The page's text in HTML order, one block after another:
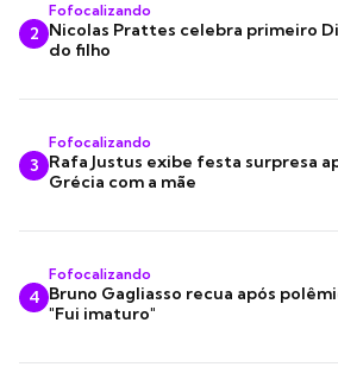
2
Fofocalizando
Nicolas Prattes celebra primeiro
do filho
3
Fofocalizando
Rafa Justus exibe festa surpresa
Grécia com a mãe
4
Fofocalizando
Bruno Gagliasso recua após
"Fui imaturo"